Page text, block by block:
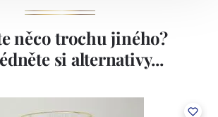
něco trochu jiného?
si alternativy...